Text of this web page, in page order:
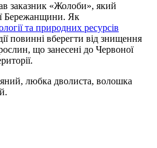
заказник «Жолоби», який
Бережанщини. Як
та природних ресурсів
повинні вберегти від знищення
що занесені до Червоної
любка дволиста, волошка